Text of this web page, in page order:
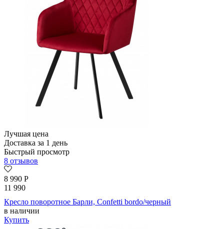
Лучшая цена
Доставка за 1 день
Быстрый просмотр
8 отзывов
8 990 Р
11 990
Кресло поворотное Барли, Confetti bordo/черный
в наличии
Купить